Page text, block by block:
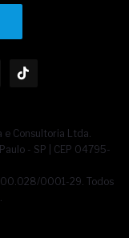
Consultoria Ltda.
- SP | CEP 04795-
0001-29. Todos